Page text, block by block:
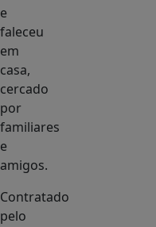
e
faleceu
em
casa,
cercado
por
familiares
e
amigos.
Contratado
pelo